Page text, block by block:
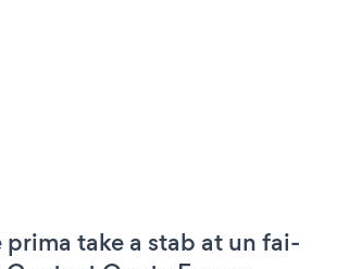
take a stab at un fai-